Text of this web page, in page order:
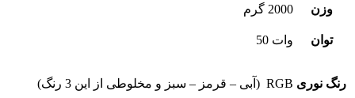
وزن
2000 گرم
توان وات 50
رنگ نوری RGB (آبی – قرمز – سبز و مخلوطی از این 3 رنگ)